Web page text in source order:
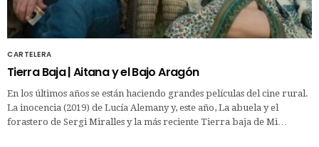
CARTELERA
Tierra Baja | Aitana y el Bajo Aragón
En los últimos años se están haciendo grandes películas del cine rural.
La inocencia (2019) de Lucía Alemany y, este año, La abuela y el
forastero de Sergi Miralles y la más reciente Tierra baja de Mi…